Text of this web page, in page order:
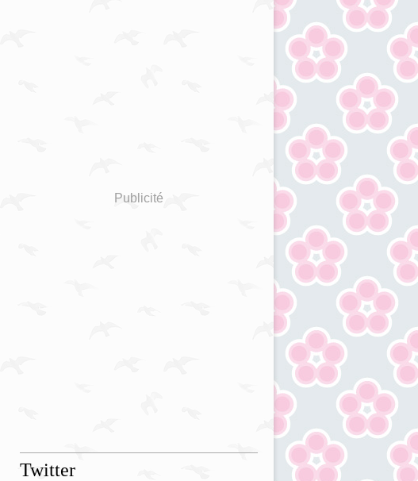
Publicité
Twitter